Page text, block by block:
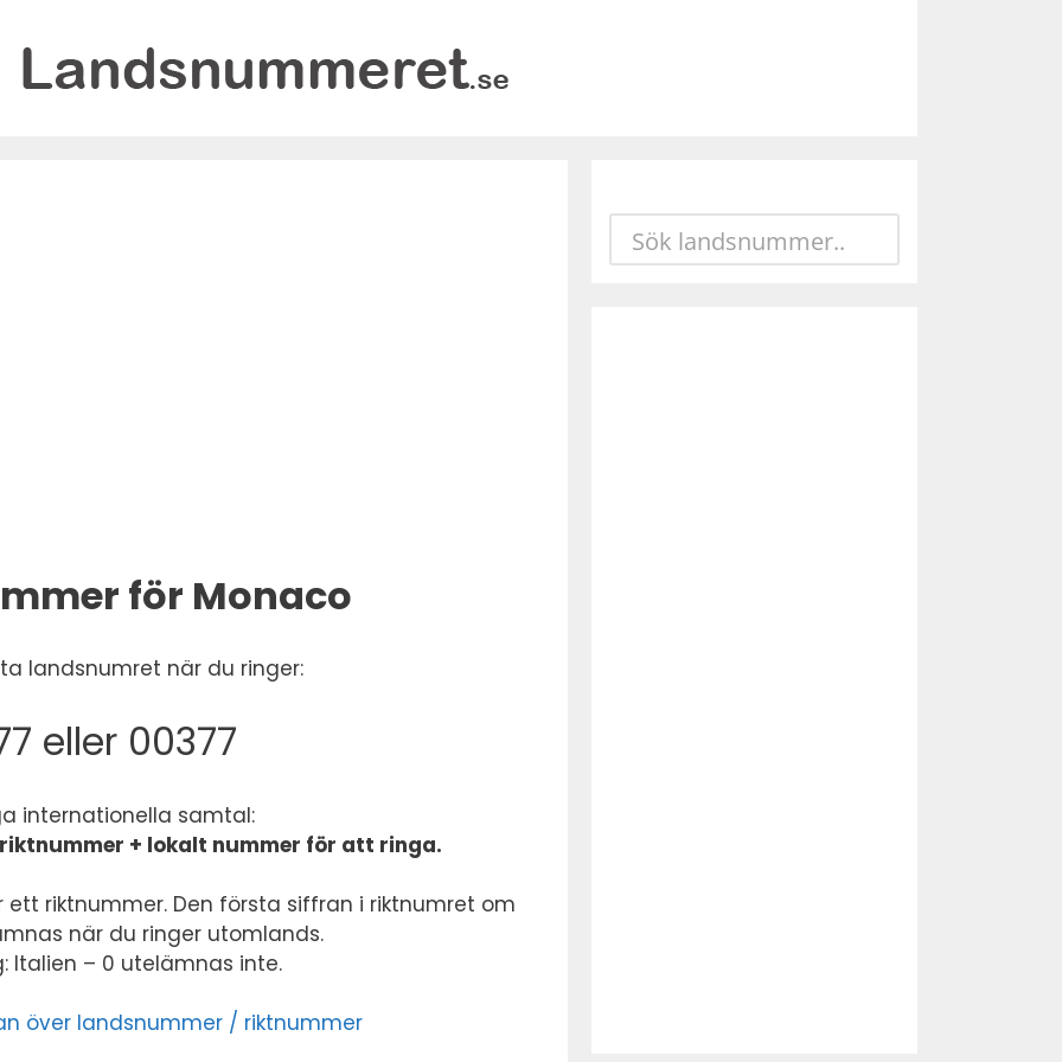
för Monaco
landsnumret när du ringer:
eller 00377
internationella samtal:
+ lokalt nummer för att ringa.
riktnummer. Den första siffran i riktnumret om
när du ringer utomlands.
Italien – 0 utelämnas inte.
över landsnummer / riktnummer